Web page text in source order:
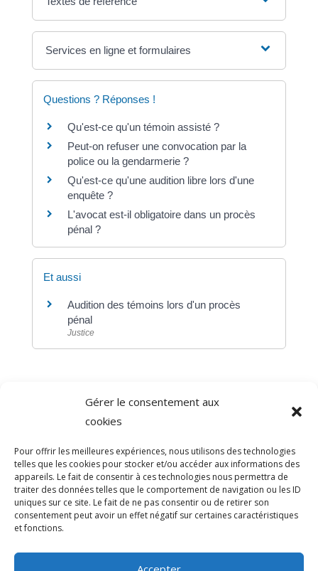
Gérer le consentement aux
cookies
Pour offrir les meilleures expériences, nous utilisons des technologies
telles que les cookies pour stocker et/ou accéder aux informations des
appareils. Le fait de consentir à ces technologies nous permettra de
traiter des données telles que le comportement de navigation ou les ID
uniques sur ce site. Le fait de ne pas consentir ou de retirer son
consentement peut avoir un effet négatif sur certaines caractéristiques
et fonctions.
Services en ligne et formulaires
Questions ? Réponses !
Qu'est-ce qu'un témoin assisté ?
Peut-on refuser une convocation par la
police ou la gendarmerie ?
Qu'est-ce qu'une audition libre lors d'une
enquête ?
L'avocat est-il obligatoire dans un procès
pénal ?
Et aussi
Audition des témoins lors d'un procès
pénal
Justice
Direction de l'information légale et administrative
comarquage developpé par